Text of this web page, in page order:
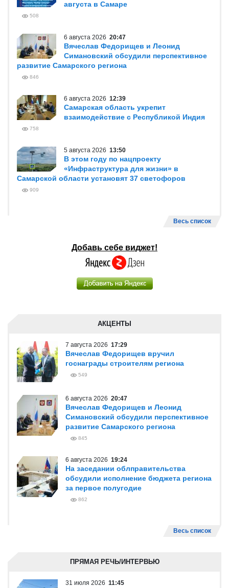
августа в Самаре
508
6 августа 2026 20:47
Вячеслав Федорищев и Леонид
Симановский обсудили перспективное
развитие Самарского региона
846
6 августа 2026 12:39
Самарская область укрепит
взаимодействие с Республикой Индия
758
5 августа 2026 13:50
В этом году по нацпроекту
«Инфраструктура для жизни» в
Самарской области установят 37 светофоров
909
Весь список
Добавь себе виджет!
АКЦЕНТЫ
7 августа 2026 17:29
Вячеслав Федорищев вручил
госнаграды строителям региона
549
6 августа 2026 20:47
Вячеслав Федорищев и Леонид
Симановский обсудили перспективное
развитие Самарского региона
845
6 августа 2026 19:24
На заседании облправительства
обсудили исполнение бюджета региона
за первое полугодие
862
Весь список
ПРЯМАЯ РЕЧЬ/ИНТЕРВЬЮ
31 июля 2026 11:45